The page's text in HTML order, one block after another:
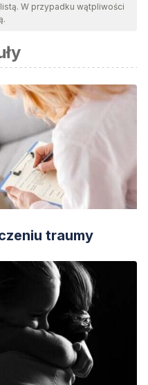
i ważności. Bibliografia
Artificial: retos,
. Dilemas
y valores.
papel de la Neutrosofía
contemporáneos:
W przypadku wątpliwości
traumy